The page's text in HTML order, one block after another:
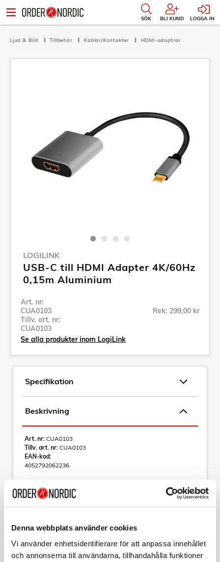
Denna webbplats använder cookies
Vi använder enhetsidentifierare för att anpassa innehållet
och annonserna till användarna, tillhandahålla funktioner
SÖK BLI KUND LOGGA IN
Ljud & Bild Tillbehör Kablar/Kontakter HDMI-adaptrar
LOGILINK
USB-C till HDMI Adapter 4K/60Hz
0,15m Aluminium
Art. nr:
CUA0103
Tillv. art. nr:
CUA0103
Rek: 299,00 kr
Se alla produkter inom LogiLink
Specifikation
Beskrivning
Art. nr: CUA0103
Tillv. art. nr: CUA0103
EAN-kod:
4052792062236
0.15 m
Denna USB-C till HDMI-omvandlare/adapterkabel som
utrustad med ett USB-C-uttag till en bildskärm eller projektor
Adaptern stöder videoupplösningar upp till Ultra HD 4K
(3840 x 2160).
Läs mer